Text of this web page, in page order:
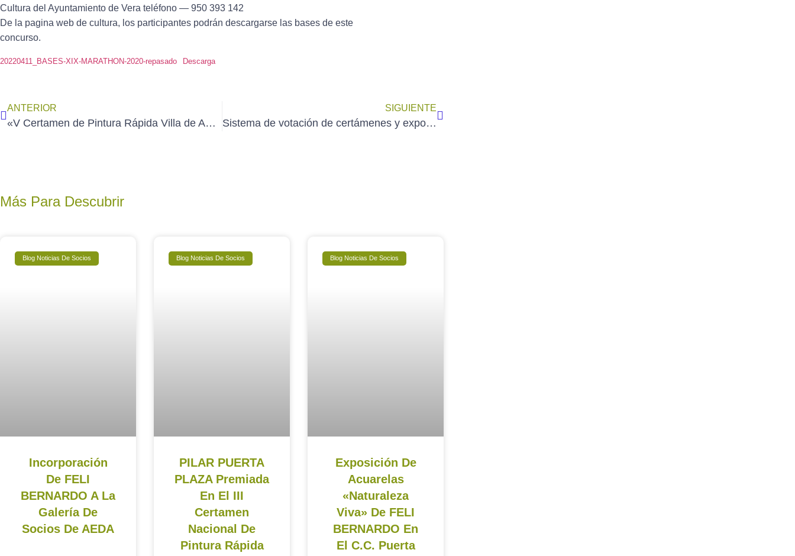
Cultura del Ayuntamiento de Vera teléfono — 950 393 142
De la pagina web de cultura, los participantes podrán descargarse las bases de este
concurso.
20220411_BASES-XIX-MARATHON-2020-repasado Descarga
ANTERIOR
«V Certamen de Pintura Rápida Villa de Ampudia», Palencia (15-5-2022)
SIGUIENTE
Sistema de votación de certámenes y exposiciones de AEDA
Más Para Descubrir
Blog Noticias De Socios
Incorporación
De FELI
BERNARDO A La
Galería De
Socios De AEDA
Blog Noticias De Socios
PILAR PUERTA
PLAZA Premiada
En El III
Certamen
Nacional De
Pintura Rápida
Blog Noticias De Socios
Exposición De
Acuarelas
«Naturaleza
Viva» De FELI
BERNARDO En
El C.C. Puerta